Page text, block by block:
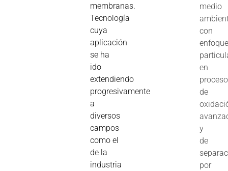
membranas.
Tecnología
cuya
aplicación
se ha
ido
extendiendo
progresivamente
a
diversos
campos
como el
de la
industria
medio
con
en
de
y
de
por